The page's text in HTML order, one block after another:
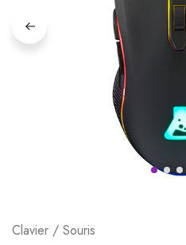
Clavier / Souris